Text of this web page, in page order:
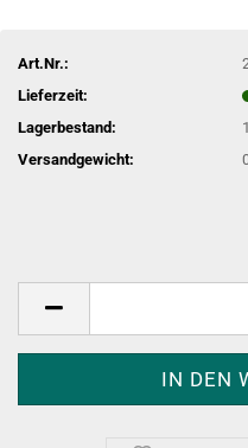
Art.Nr.:
Lieferzeit:
Lagerbestand:
Versandgewicht: